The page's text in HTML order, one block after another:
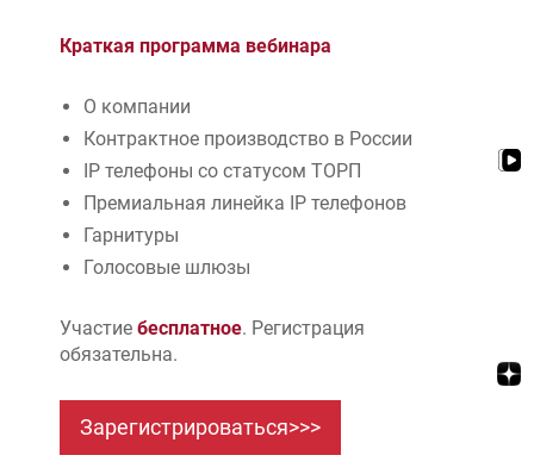
Краткая программа вебинара
О компании
Контрактное производство в России
IP телефоны со статусом ТОРП
Премиальная линейка IP телефонов
Гарнитуры
Голосовые шлюзы
Участие бесплатное. Регистрация
обязательна.